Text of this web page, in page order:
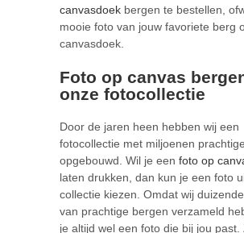
canvasdoek bergen te bestellen,
mooie foto van jouw favoriete berg
canvasdoek.
Foto op canvas
onze fotocollectie
Door de jaren heen hebben wij een
fotocollectie met miljoenen
opgebouwd. Wil je een foto op
laten drukken, dan kun je een foto
collectie kiezen. Omdat wij
van prachtige bergen verzameld
je altijd wel een foto die bij jou past.